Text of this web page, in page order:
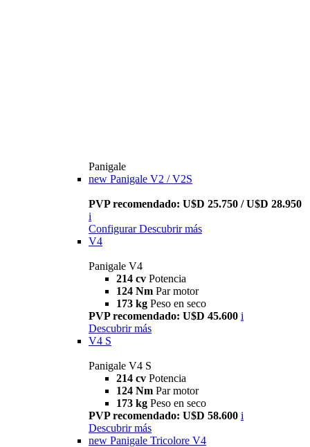
Panigale
new Panigale V2 / V2S
PVP recomendado: U$D 25.750 / U$D 28.950
i
Configurar Descubrir más
V4
Panigale V4
214 cv Potencia
124 Nm Par motor
173 kg Peso en seco
PVP recomendado: U$D 45.600 i
Descubrir más
V4 S
Panigale V4 S
214 cv Potencia
124 Nm Par motor
173 kg Peso en seco
PVP recomendado: U$D 58.600 i
Descubrir más
new Panigale Tricolore V4